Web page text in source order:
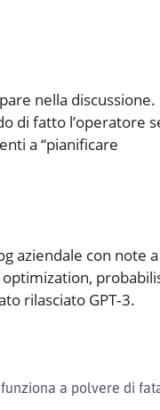
nella discussione.
di fatto l’operatore
a “pianificare
aziendale con note a
rilasciato GPT‑3.
a polvere di